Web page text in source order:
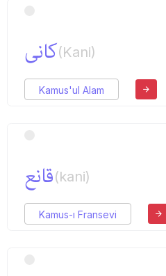
كانی(Kani)
Kamus'ul Alam
قانع(kani)
Kamus-ı Fransevi